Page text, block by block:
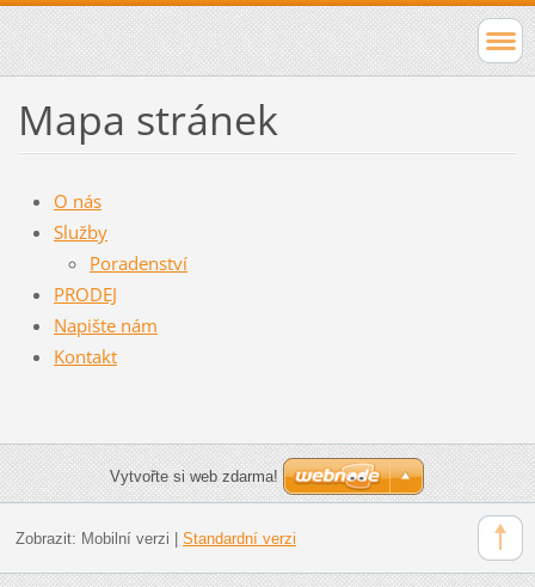
Mapa stránek
O nás
Služby
Poradenství
PRODEJ
Napište nám
Kontakt
Vytvořte si web zdarma!
Zobrazit: Mobilní verzi Standardní verzi